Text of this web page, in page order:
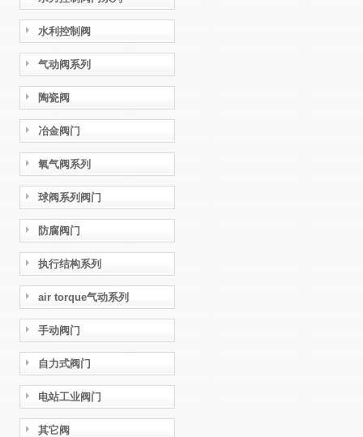
水利控制阀
气动阀系列
陶瓷阀
冶金阀门
氧气阀系列
球阀系列阀门
防腐阀门
执行结构系列
air torque气动系列
手动阀门
自力式阀门
电站工业阀门
其它阀